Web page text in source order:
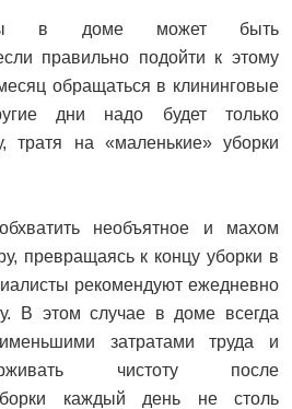
в доме может быть
правильно подойти к этому
обращаться в клининговые
дни надо будет только
тратя на «маленькие» уборки
необъятное и махом
превращаясь к концу уборки в
рекомендуют ежедневно
В этом случае в доме всегда
затратами труда и
чистоту после
каждый день не столь